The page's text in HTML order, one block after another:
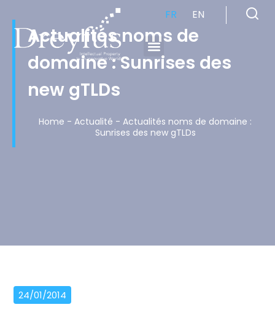
FR EN
Actualités noms de
domaine : Sunrises des
new gTLDs
Home - Actualité - Actualités noms de domaine :
Sunrises des new gTLDs
24/01/2014